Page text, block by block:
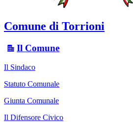
Comune di Torrioni
Il Comune
Il Sindaco
Statuto Comunale
Giunta Comunale
Il Difensore Civico